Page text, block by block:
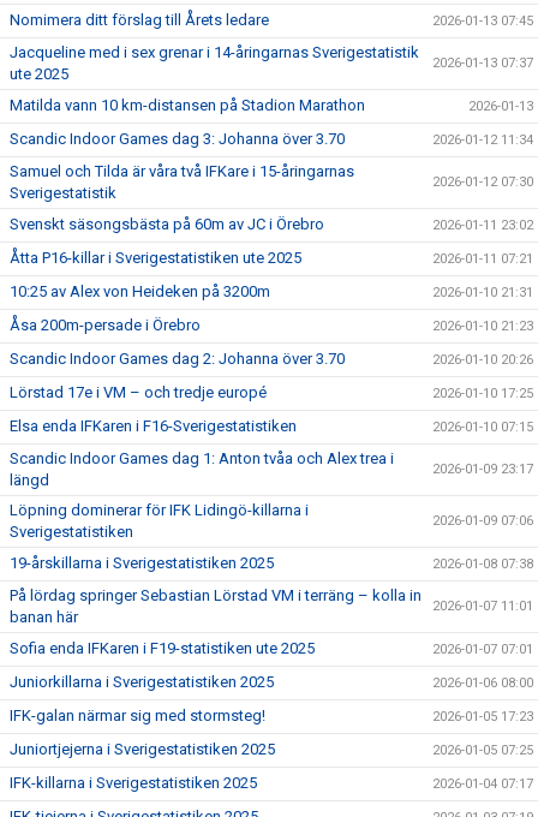
Nomimera ditt förslag till Årets ledare 2026-01-13 07:45
Jacqueline med i sex grenar i 14-åringarnas Sverigestatistik
ute 2025
2026-01-13 07:37
Matilda vann 10 km-distansen på Stadion Marathon 2026-01-13
Scandic Indoor Games dag 3: Johanna över 3.70 2026-01-12 11:34
Samuel och Tilda är våra två IFKare i 15-åringarnas
Sverigestatistik
2026-01-12 07:30
Svenskt säsongsbästa på 60m av JC i Örebro 2026-01-11 23:02
Åtta P16-killar i Sverigestatistiken ute 2025 2026-01-11 07:21
10:25 av Alex von Heideken på 3200m 2026-01-10 21:31
Åsa 200m-persade i Örebro 2026-01-10 21:23
Scandic Indoor Games dag 2: Johanna över 3.70 2026-01-10 20:26
Lörstad 17e i VM – och tredje europé 2026-01-10 17:25
Elsa enda IFKaren i F16-Sverigestatistiken 2026-01-10 07:15
Scandic Indoor Games dag 1: Anton tvåa och Alex trea i
längd
2026-01-09 23:17
Löpning dominerar för IFK Lidingö-killarna i
Sverigestatistiken
2026-01-09 07:06
19-årskillarna i Sverigestatistiken 2025 2026-01-08 07:38
På lördag springer Sebastian Lörstad VM i terräng – kolla in
banan här
2026-01-07 11:01
Sofia enda IFKaren i F19-statistiken ute 2025 2026-01-07 07:01
Juniorkillarna i Sverigestatistiken 2025 2026-01-06 08:00
IFK-galan närmar sig med stormsteg! 2026-01-05 17:23
Juniortjejerna i Sverigestatistiken 2025 2026-01-05 07:25
IFK-killarna i Sverigestatistiken 2025 2026-01-04 07:17